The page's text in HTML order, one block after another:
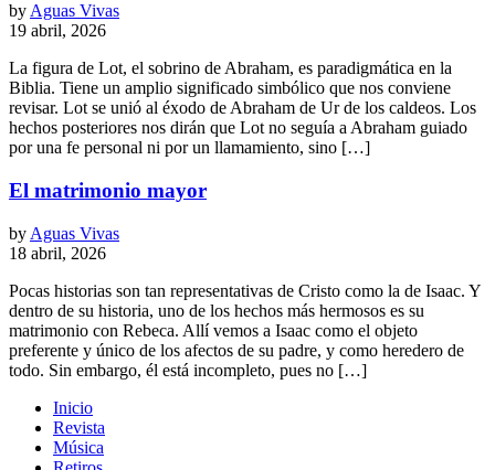
by Aguas Vivas
19 abril, 2026
La figura de Lot, el sobrino de Abraham, es paradigmática en la
Biblia. Tiene un amplio significado simbólico que nos conviene
revisar. Lot se unió al éxodo de Abraham de Ur de los caldeos. Los
hechos posteriores nos dirán que Lot no seguía a Abraham guiado
por una fe personal ni por un llamamiento, sino […]
El matrimonio mayor
by Aguas Vivas
18 abril, 2026
Pocas historias son tan representativas de Cristo como la de Isaac. Y
dentro de su historia, uno de los hechos más hermosos es su
matrimonio con Rebeca. Allí vemos a Isaac como el objeto
preferente y único de los afectos de su padre, y como heredero de
todo. Sin embargo, él está incompleto, pues no […]
Inicio
Revista
Música